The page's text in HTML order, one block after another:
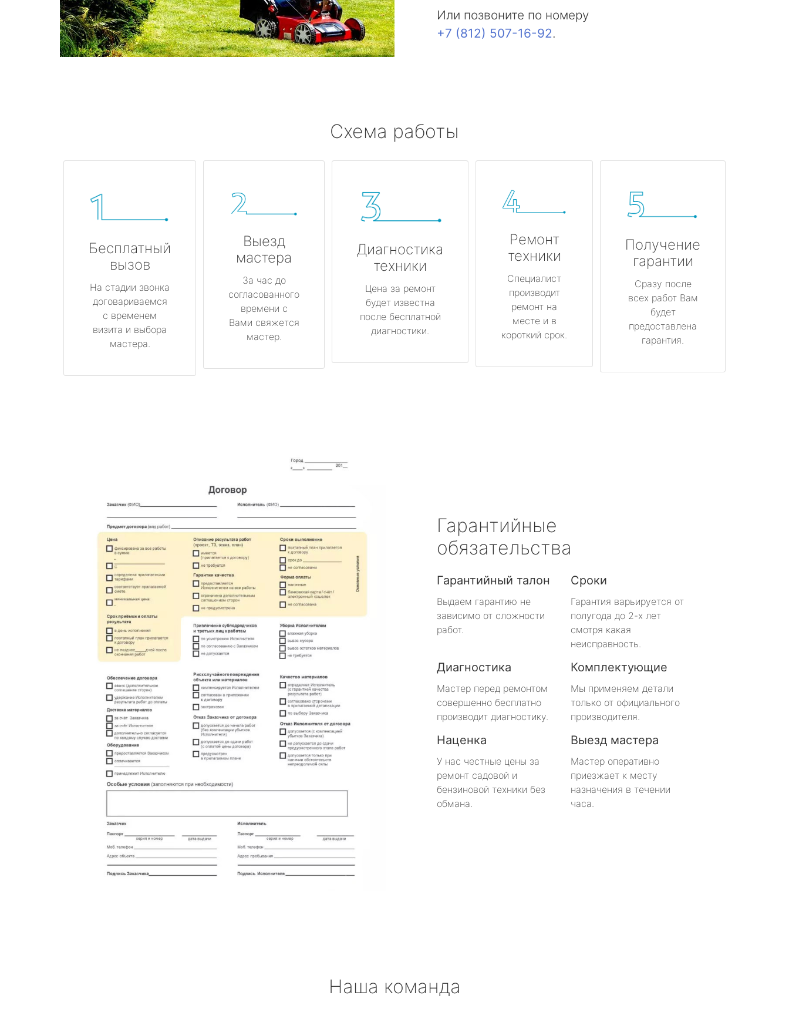
Или позвоните по номеру
+7 (812) 507-16-92.
Схема работы
Бесплатный
вызов
На стадии звонка
договариваемся
с временем
визита и выбора
мастера.
Выезд
мастера
За час до
согласованного
времени с
Вами свяжется
мастер.
Диагностика
техники
Цена за ремонт
будет известна
после бесплатной
диагностики.
Ремонт
техники
Специалист
производит
ремонт на
месте и в
короткий срок.
Получение
гарантии
Сразу после
всех работ Вам
будет
предоставлена
гарантия.
Гарантийные
обязательства
Гарантийный талон
Выдаем гарантию не
зависимо от сложности
работ.
Сроки
Гарантия варьируется от
полугода до 2-х лет
смотря какая
неисправность.
Диагностика
Мастер перед ремонтом
совершенно бесплатно
производит диагностику.
Комплектующие
Мы применяем детали
только от официального
производителя.
Наценка
У нас честные цены за
ремонт садовой и
бензиновой техники без
обмана.
Выезд мастера
Мастер оперативно
приезжает к месту
назначения в течении
часа.
Наша команда